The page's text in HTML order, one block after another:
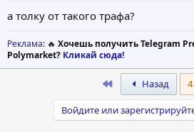
а толку от такого трафа?
Реклама: 🔥 Хочешь получить Telegram
Polymarket? Кликай сюда!
First Назад
Войдите или